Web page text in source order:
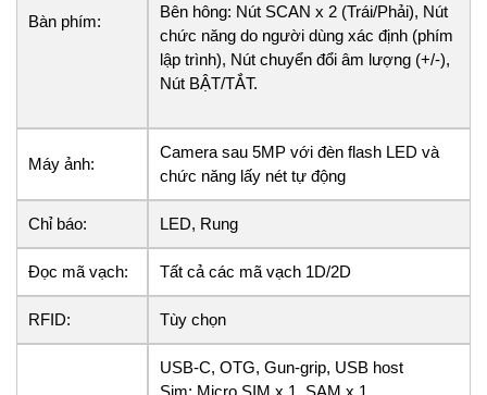
Bàn phím:
Bên hông: Nút SCAN x 2 (Trái/Phải), Nút
chức năng do người dùng xác định (phím
lập trình), Nút chuyển đổi âm lượng (+/-),
Nút BẬT/TẮT.
Máy ảnh:
Camera sau 5MP với đèn flash LED và
chức năng lấy nét tự động
Chỉ báo: LED, Rung
Đọc mã vạch: Tất cả các mã vạch 1D/2D
RFID: Tùy chọn
USB-C, OTG, Gun-grip, USB host
Sim: Micro SIM x 1, SAM x 1